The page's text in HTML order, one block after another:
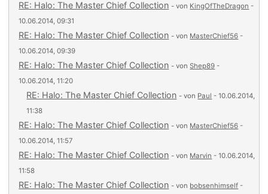
RE: Halo: The Master Chief Collection - von KingOfTheDragon -
10.06.2014, 09:31
RE: Halo: The Master Chief Collection - von MasterChief56 -
10.06.2014, 09:39
RE: Halo: The Master Chief Collection - vonShep89 -
10.06.2014, 11:20
RE: Halo: The Master Chief Collection - von Paul - 10.06.2014,
11:38
RE: Halo: The Master Chief Collection - von MasterChief56 -
10.06.2014, 11:57
RE: Halo: The Master Chief Collection - von Marvin - 10.06.2014,
11:58
RE: Halo: The Master Chief Collection - von bobsenhimself -